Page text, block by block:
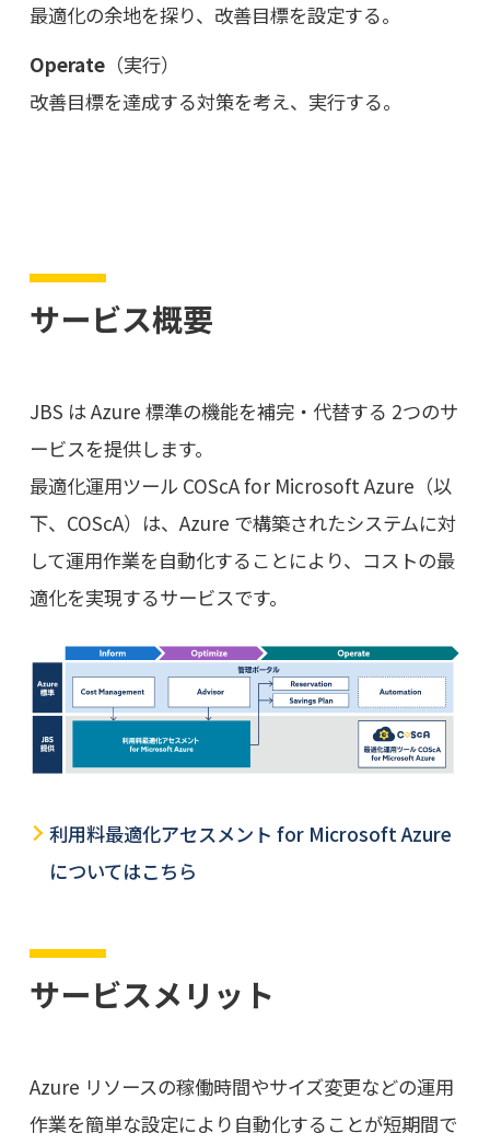
最適化の余地を探り、改善目標を設定する。
Operate（実行）
改善目標を達成する対策を考え、実行する。
サービス概要
JBS は Azure 標準の機能を補完・代替する 2つのサ
ービスを提供します。
最適化運用ツール COScA for Microsoft Azure（以
下、COScA）は、Azure で構築されたシステムに対
して運用作業を自動化することにより、コストの最
適化を実現するサービスです。
利用料最適化アセスメント for Microsoft Azure
についてはこちら
サービスメリット
Azure リソースの稼働時間やサイズ変更などの運用
作業を簡単な設定により自動化することが短期間で